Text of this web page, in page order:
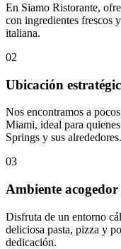
En Siamo Ristorante,
con ingredientes frescos
italiana.
02
Ubicación
Nos encontramos a
Miami, ideal para
Springs y sus alrededores.
03
Ambiente
Disfruta de un entorno
deliciosa pasta, pizza y
dedicación.